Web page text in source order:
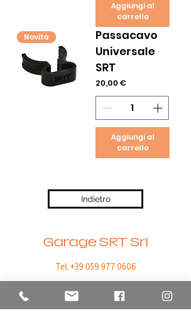
Aggiungi al
carrello
Novità
Passacavo
Universale
SRT
Prezzo
20,00 €
Aggiungi al
carrello
Indietro
Garage SRT Srl
Tel. +39 059 977 0606
Emailgaragesrt@gmail.com
Carpi (MO),Via Lombardia 22, 41012